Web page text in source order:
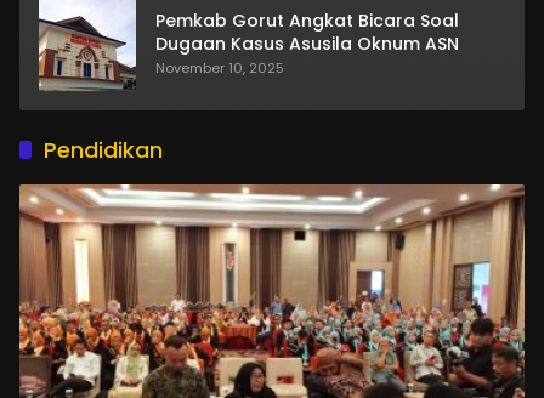
Pemkab Gorut Angkat Bicara Soal
Dugaan Kasus Asusila Oknum ASN
November 10, 2025
Pendidikan